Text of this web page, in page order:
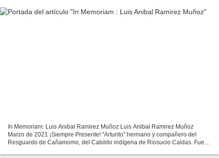
In Memoriam: Luis Anibal Ramirez Muñoz Luis Anibal Ramirez Muñoz
Marzo de 2021 ¡Siempre Presente! "Arturito" hermano y compañero del
Resguardo de Cañamomo, del Cabildo indígena de Riosucio Caldas. Fue el